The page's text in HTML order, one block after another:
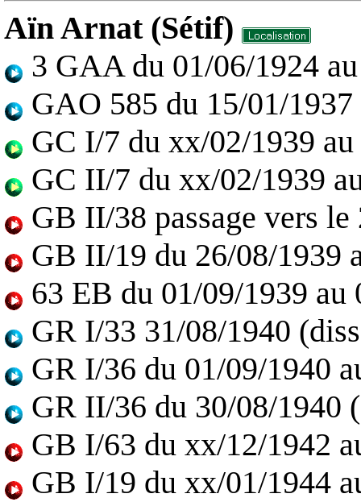
Aïn Arnat (Sétif)
3 GAA du 01/06/1924
GAO 585 du 15/01/
GC I/7 du xx/02/1939
GC II/7 du xx/02/1939
GB II/38 passage vers
GB II/19 du 26/08/1939
63 EB du 01/09/1939 au
GR I/33 31/08/1940
GR I/36 du 01/09/1940
GR II/36 du 30/08/1940
GB I/63 du xx/12/1942
GB I/19 du xx/01/1944